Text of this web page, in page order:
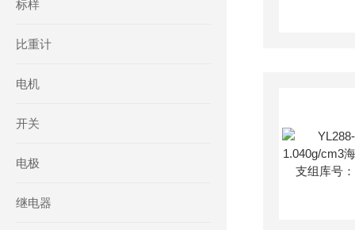
标样
比重计
电机
开关
电极
继电器